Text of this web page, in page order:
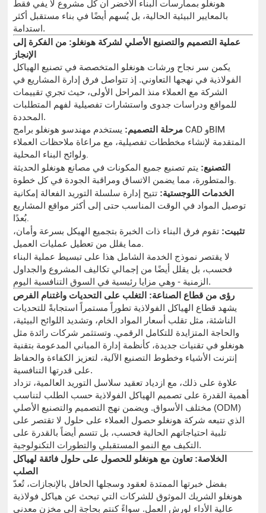
هونغلو بممارسات البناء الأخضر أن كل مشروع لا يفي فقط
بالمعايير البيئية الحالية، بل يُسهم أيضًا في بناء مستقبل أكثر
استدامة.
عملية التصميم والتصنيع الأصلي لشركة هونغلو: من الفكرة إلى
الإنجاز
يكمن سر نجاح ورشات هونغلو المتخصصة في تصنيع الهياكل
الفولاذية في نهجها التعاوني. إذ تتواصل فرق إدارة المشاريع في
الشركة مع العملاء منذ المراحل الأولى، حيث تجري تقييمات
للمواقع ودراسات جدوى واستشارات تفصيلية لفهم المتطلبات
المحددة.
مرحلة التصميم: يستخدم مهندسو هونغلو برامج CAD وBIM
المتقدمة لإنشاء مخططات تفصيلية، مع مراعاة ملاحظات العملاء
ولوائح البناء المحلية.
التصنيع: يتم تصنيع جميع المكونات في مصانع هونغلو الحديثة
والمتطورة، مما يضمن الاتساق ومراقبة الجودة في كل خطوة.
الخدمات اللوجستية: تتيح إدارة سلسلة التوريد الفعالة إمكانية
توصيل المواد في الوقت المناسب حتى إلى أكثر مواقع المشاريع
بُعدًا.
تثبيت: تقوم فرق البناء ذات الخبرة بتجميع الهيكل بسرعة وأمان،
مما يقلل من تعطيل عمليات العميل.
لا يقتصر نموذج الخدمة الشامل هذا على تبسيط عملية البناء
فحسب، بل يقلل أيضًا من إجمالي تكاليف المشروع والجداول
الزمنية - وهي مزايا رئيسية في السوق التنافسية اليوم.
رؤى من قطاع الصناعة: التغلب على التحديات واغتنام الفرص
يشهد قطاع الهياكل الفولاذية تطوراً مستمراً استجابةً للتحديات
الناشئة، مثل تقلب أسعار المواد الخام، وتشديد اللوائح البيئية،
والحاجة المتزايدة للتكامل الرقمي. وتستثمر شركات رائدة مثل
هونغلو في تقنيات جديدة، كأنظمة إدارة المباني المدعومة بتقنية
إنترنت الأشياء وخطوط التصنيع الآلية، لتعزيز الكفاءة والحفاظ
على قدرتها التنافسية.
علاوة على ذلك، مع ازدياد تعقيد سلاسل التوريد العالمية، تزداد
أهمية القدرة على تصميم الهياكل الفولاذية حسب الطلب لتناسب
مختلف الأسواق. ويضمن نهج التصميم والتصنيع الأصلي (ODM)
الذي تتبعه شركة هونغلو حصول العملاء على حلول لا تقتصر على
تلبية احتياجاتهم الحالية فحسب، بل تتسم أيضاً بالقدرة على
التكيف مع النمو المستقبلي والتطورات التكنولوجية.
الخلاصة: تعاون مع هونغلو للحصول على حلول فائقة لهياكل
الصلب
بفضل خبرتها الممتدة لعقود وسجلها الحافل بالإنجازات، تُعدّ
هونغلو الشريك الموثوق للشركات التي تبحث عن هياكل فولاذية
عالية الأداء لورش العمل. سواءً كنتم بحاجة إلى مخزن معدني